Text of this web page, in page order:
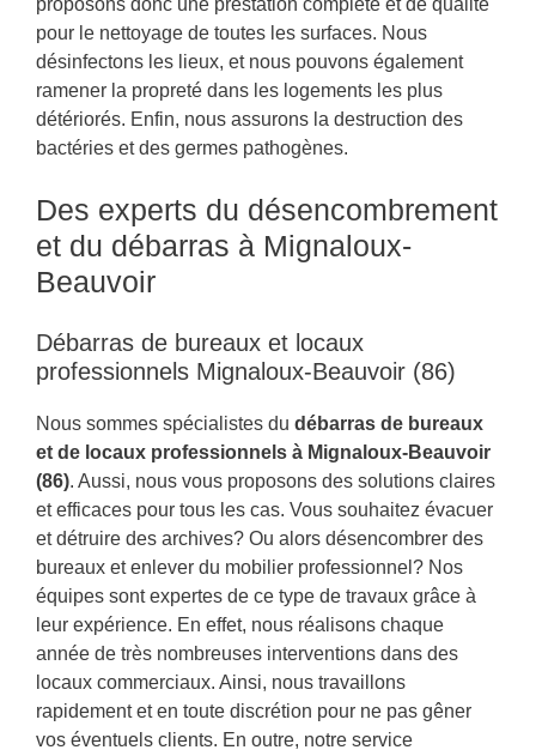
pour le nettoyage de toutes les surfaces. Nous
désinfectons les lieux, et nous pouvons également
ramener la propreté dans les logements les plus
détériorés. Enfin, nous assurons la destruction des
bactéries et des germes pathogènes.
Des experts du désencombrement
et du débarras à Mignaloux-
Beauvoir
Débarras de bureaux et locaux
professionnels Mignaloux-Beauvoir (86)
Nous sommes spécialistes du débarras de bureaux
et de locaux professionnels à Mignaloux-Beauvoir
(86). Aussi, nous vous proposons des solutions claires
et efficaces pour tous les cas. Vous souhaitez évacuer
et détruire des archives? Ou alors désencombrer des
bureaux et enlever du mobilier professionnel? Nos
équipes sont expertes de ce type de travaux grâce à
leur expérience. En effet, nous réalisons chaque
année de très nombreuses interventions dans des
locaux commerciaux. Ainsi, nous travaillons
rapidement et en toute discrétion pour ne pas gêner
vos éventuels clients. En outre, notre service